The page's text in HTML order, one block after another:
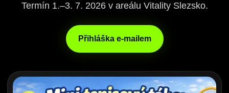
Termín 1.–3. 7. 2026 v areálu Vitality Slezsko.
Přihláška e-mailem